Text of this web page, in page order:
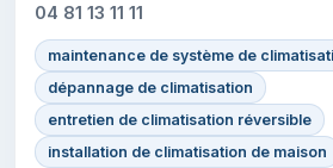
04 81 13 11 11
maintenance de système de
dépannage de climatisation
entretien de climatisation réversible
installation de climatisation de maison